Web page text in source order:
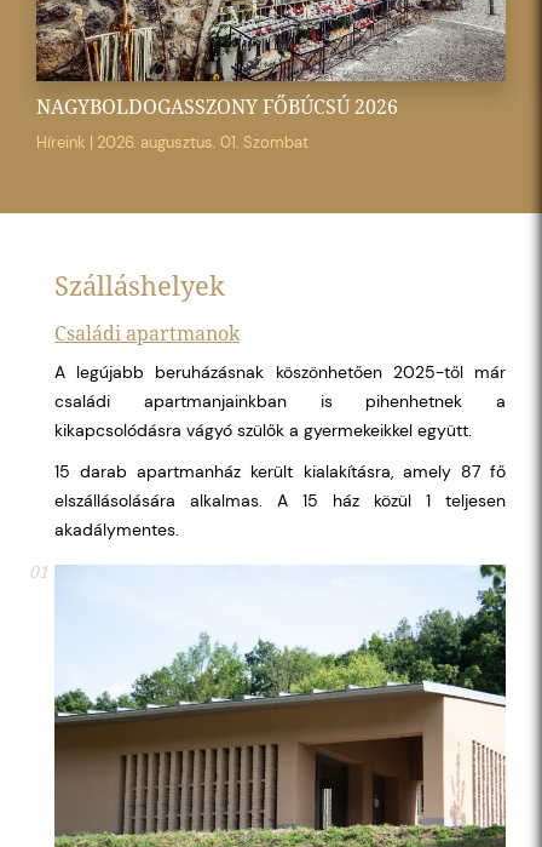
NAGYBOLDOGASSZONY FŐBÚCSÚ 2026
Híreink | 2026. augusztus. 01. Szombat
Szálláshelyek
Családi apartmanok
A legújabb beruházásnak köszönhetően 2025-től már
családi apartmanjainkban is pihenhetnek a
kikapcsolódásra vágyó szülők a gyermekeikkel együtt.
15 darab apartmanház került kialakításra, amely 87 fő
elszállásolására alkalmas. A 15 ház közül 1 teljesen
akadálymentes.
01